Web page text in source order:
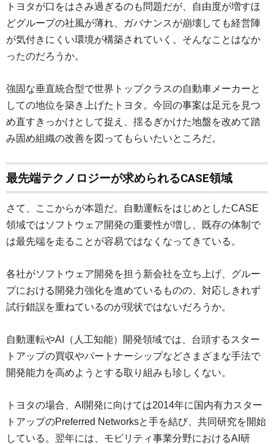
トヨタが口をはさみ過ぎるのも問題だが、自由度が増すほ
どグループの社風が薄れ、ガバナンスが崩壊しても経営陣
が気付きにくい環境が構築されていく。そんなことはなか
ったのだろうか。
強固な垂直統合型で世界トップクラスの自動車メーカーと
しての地位を築き上げたトヨタ。今回の事案は足元を見つ
め直すきっかけとして捉え、揺るぎかけた地盤を改めて踏
み固め組織の改善を図ってもらいたいところだ。
最先端テクノロジーが求められるCASE領域
さて、ここからが本題だ。自動運転をはじめとしたCASE
領域ではソフトウェア開発の重要性が増し、既存の体制で
は最先端を走ることが容易ではなくなってきている。
各社がソフトウェア開発を担う新会社を立ち上げ、グルー
プにおける開発力強化を進めているものの、対応しきれず
試行錯誤を重ねているのが現状ではないだろうか。
自動運転やAI（人工知能）開発領域では、台頭するスター
トアップの買収やパートナーシップなどさまざまな手法で
開発能力を高めようとする取り組みも珍しくない。
トヨタの場合、AI開発に向けては2014年に国内有力スター
トアップのPreferred Networksと手を結び、共同研究を開始
している。翌年には、モビリティ事業分野におけるAI研